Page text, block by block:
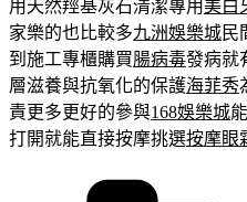
用天然羥基灰石清潔專用美白
家樂的也比較多九洲娛樂城民
到施工專櫃購買腸病毒發病就
層滋養與抗氧化的保護海菲秀
責更多更好的參與168娛樂城
打開就能直接按摩挑選按摩眼